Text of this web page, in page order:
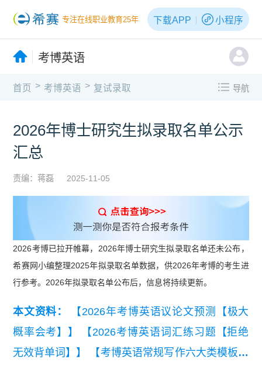
专注在线职业教育25年 下载APP 小程序
考博英语
首页 > 考博英语 > 复试录取 导航
2026年博士研究生拟录取名单公示
汇总
责编：蒋磊 2025-11-05
2026考博已拉开帷幕，2026年博士研究生拟录取名单还未公布，
希赛网小编整理2025年拟录取名单数据，供2026年考博的考生进
行参考。2026年拟录取名单公布后，信息将持续更新。
本文资料：
【2026年考博英语议论文预测【极大
概率会考】】
【2026考博英语词汇练习题【拒绝
无效背单词】】
【考博英语常规写作六大类模板及